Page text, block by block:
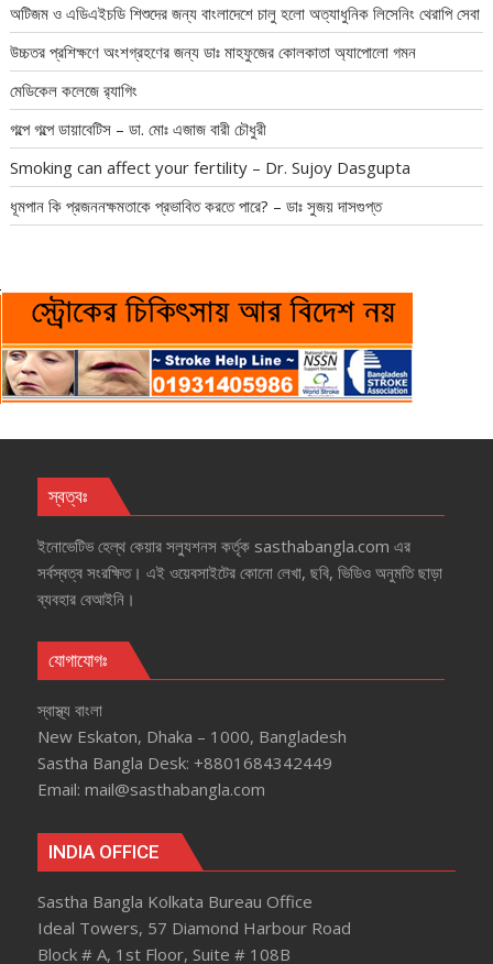
অটিজম ও এডিএইচডি শিশুদের জন্য বাংলাদেশে চালু হলো অত্যাধুনিক লিসেনিং থেরাপি সেবা
উচ্চতর প্রশিক্ষণে অংশগ্রহণের জন্য ডাঃ মাহফুজের কোলকাতা অ্যাপোলো গমন
মেডিকেল কলেজে র‍্যাগিং
গল্পে গল্পে ডায়াবেটিস – ডা. মোঃ এজাজ বারী চৌধুরী
Smoking can affect your fertility – Dr. Sujoy Dasgupta
ধূমপান কি প্রজননক্ষমতাকে প্রভাবিত করতে পারে? – ডাঃ সুজয় দাসগুপ্ত
স্বত্বঃ
ইনোভেটিভ হেল্‌থ কেয়ার সল্যুশনস কর্তৃক sasthabangla.com এর
সর্বস্বত্ব সংরক্ষিত। এই ওয়েবসাইটের কোনো লেখা, ছবি, ভিডিও অনুমতি ছাড়া
ব্যবহার বেআইনি।
যোগাযোগঃ
স্বাস্থ্য বাংলা
New Eskaton, Dhaka – 1000, Bangladesh
Sastha Bangla Desk: +8801684342449
Email: mail@sasthabangla.com
INDIA OFFICE
Sastha Bangla Kolkata Bureau Office
Ideal Towers, 57 Diamond Harbour Road
Block # A, 1st Floor, Suite # 108B